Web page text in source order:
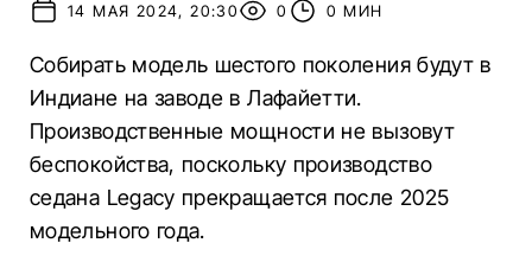
14 МАЯ 2024, 20:30
0 0 МИН
Собирать модель шестого поколения будут в
Индиане на заводе в Лафайетти.
Производственные мощности не вызовут
беспокойства, поскольку производство
седана Legacy прекращается после 2025
модельного года.